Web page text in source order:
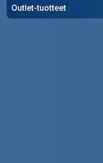
Outlet-tuotteet